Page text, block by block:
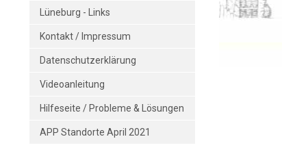
Lüneburg - Links
Kontakt / Impressum
Datenschutzerklärung
Videoanleitung
Hilfeseite / Probleme & Lösungen
APP Standorte April 2021